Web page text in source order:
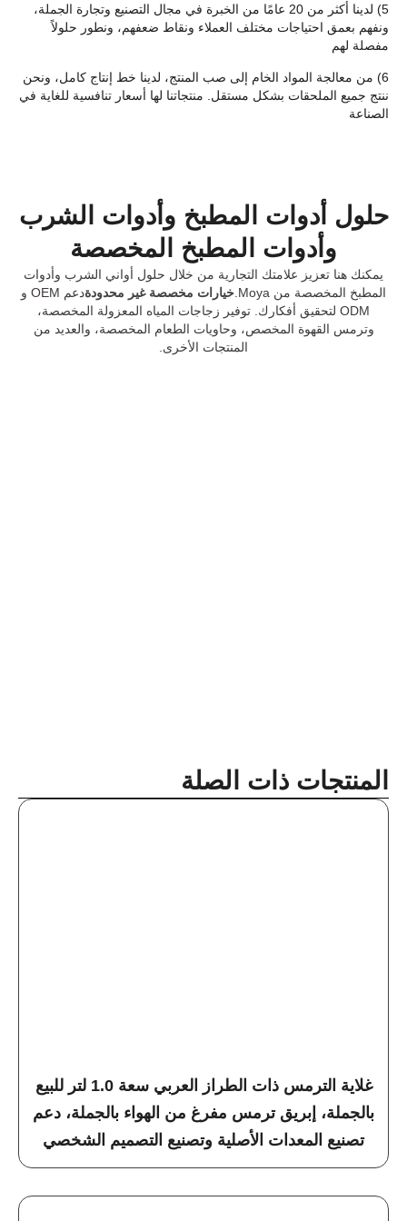
5) لدينا أكثر من 20 عامًا من الخبرة في مجال التصنيع وتجارة الجملة،
ونفهم بعمق احتياجات مختلف العملاء ونقاط ضعفهم، ونطور حلولاً
مفصلة لهم
6) من معالجة المواد الخام إلى صب المنتج، لدينا خط إنتاج كامل، ونحن
ننتج جميع الملحقات بشكل مستقل. منتجاتنا لها أسعار تنافسية للغاية في
الصناعة
حلول أدوات المطبخ وأدوات الشرب
وأدوات المطبخ المخصصة
يمكنك هنا تعزيز علامتك التجارية من خلال حلول أواني الشرب وأدوات
المطبخ المخصصة من Moya.
خيارات مخصصة غير محدودة
دعم OEM و
ODM لتحقيق أفكارك. توفير زجاجات المياه المعزولة المخصصة،
وترمس القهوة المخصص، وحاويات الطعام المخصصة، والعديد من
المنتجات الأخرى.
المنتجات ذات الصلة
غلاية الترمس ذات الطراز العربي سعة 1.0 لتر للبيع
بالجملة، إبريق ترمس مفرغ من الهواء بالجملة، دعم
تصنيع المعدات الأصلية وتصنيع التصميم الشخصي